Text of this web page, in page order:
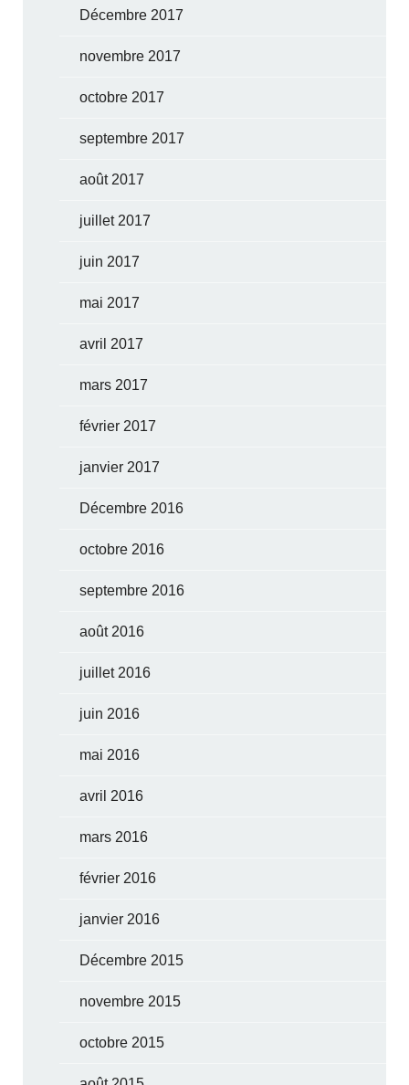
Décembre 2017
novembre 2017
octobre 2017
septembre 2017
août 2017
juillet 2017
juin 2017
mai 2017
avril 2017
mars 2017
février 2017
janvier 2017
Décembre 2016
octobre 2016
septembre 2016
août 2016
juillet 2016
juin 2016
mai 2016
avril 2016
mars 2016
février 2016
janvier 2016
Décembre 2015
novembre 2015
octobre 2015